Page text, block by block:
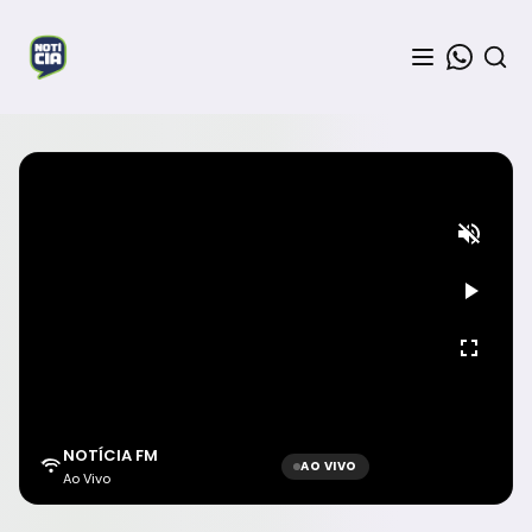
NOTÍCIA FM
Ao Vivo
AO VIVO